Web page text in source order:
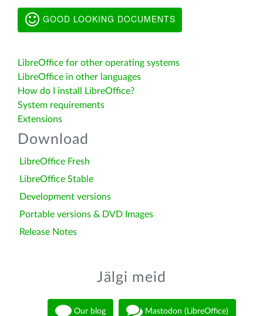
GOOD LOOKING DOCUMENTS
LibreOffice for other operating systems
LibreOffice in other languages
How do I install LibreOffice?
System requirements
Extensions
Download
LibreOffice Fresh
LibreOffice Stable
Development versions
Portable versions & DVD Images
Release Notes
Jälgi meid
Our blog Mastodon (LibreOffice)